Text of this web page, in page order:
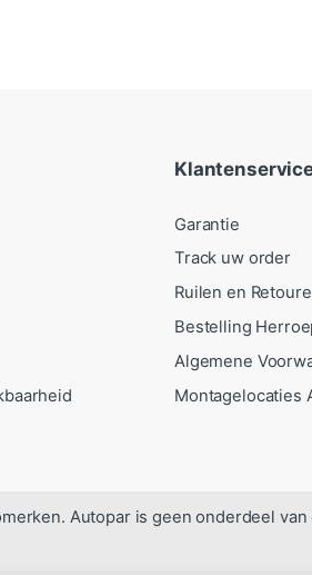
Garantie
Track uw order
Ruilen en
Bestelling
Algemene
Montagelocaties
Autopar is geen onderdeel